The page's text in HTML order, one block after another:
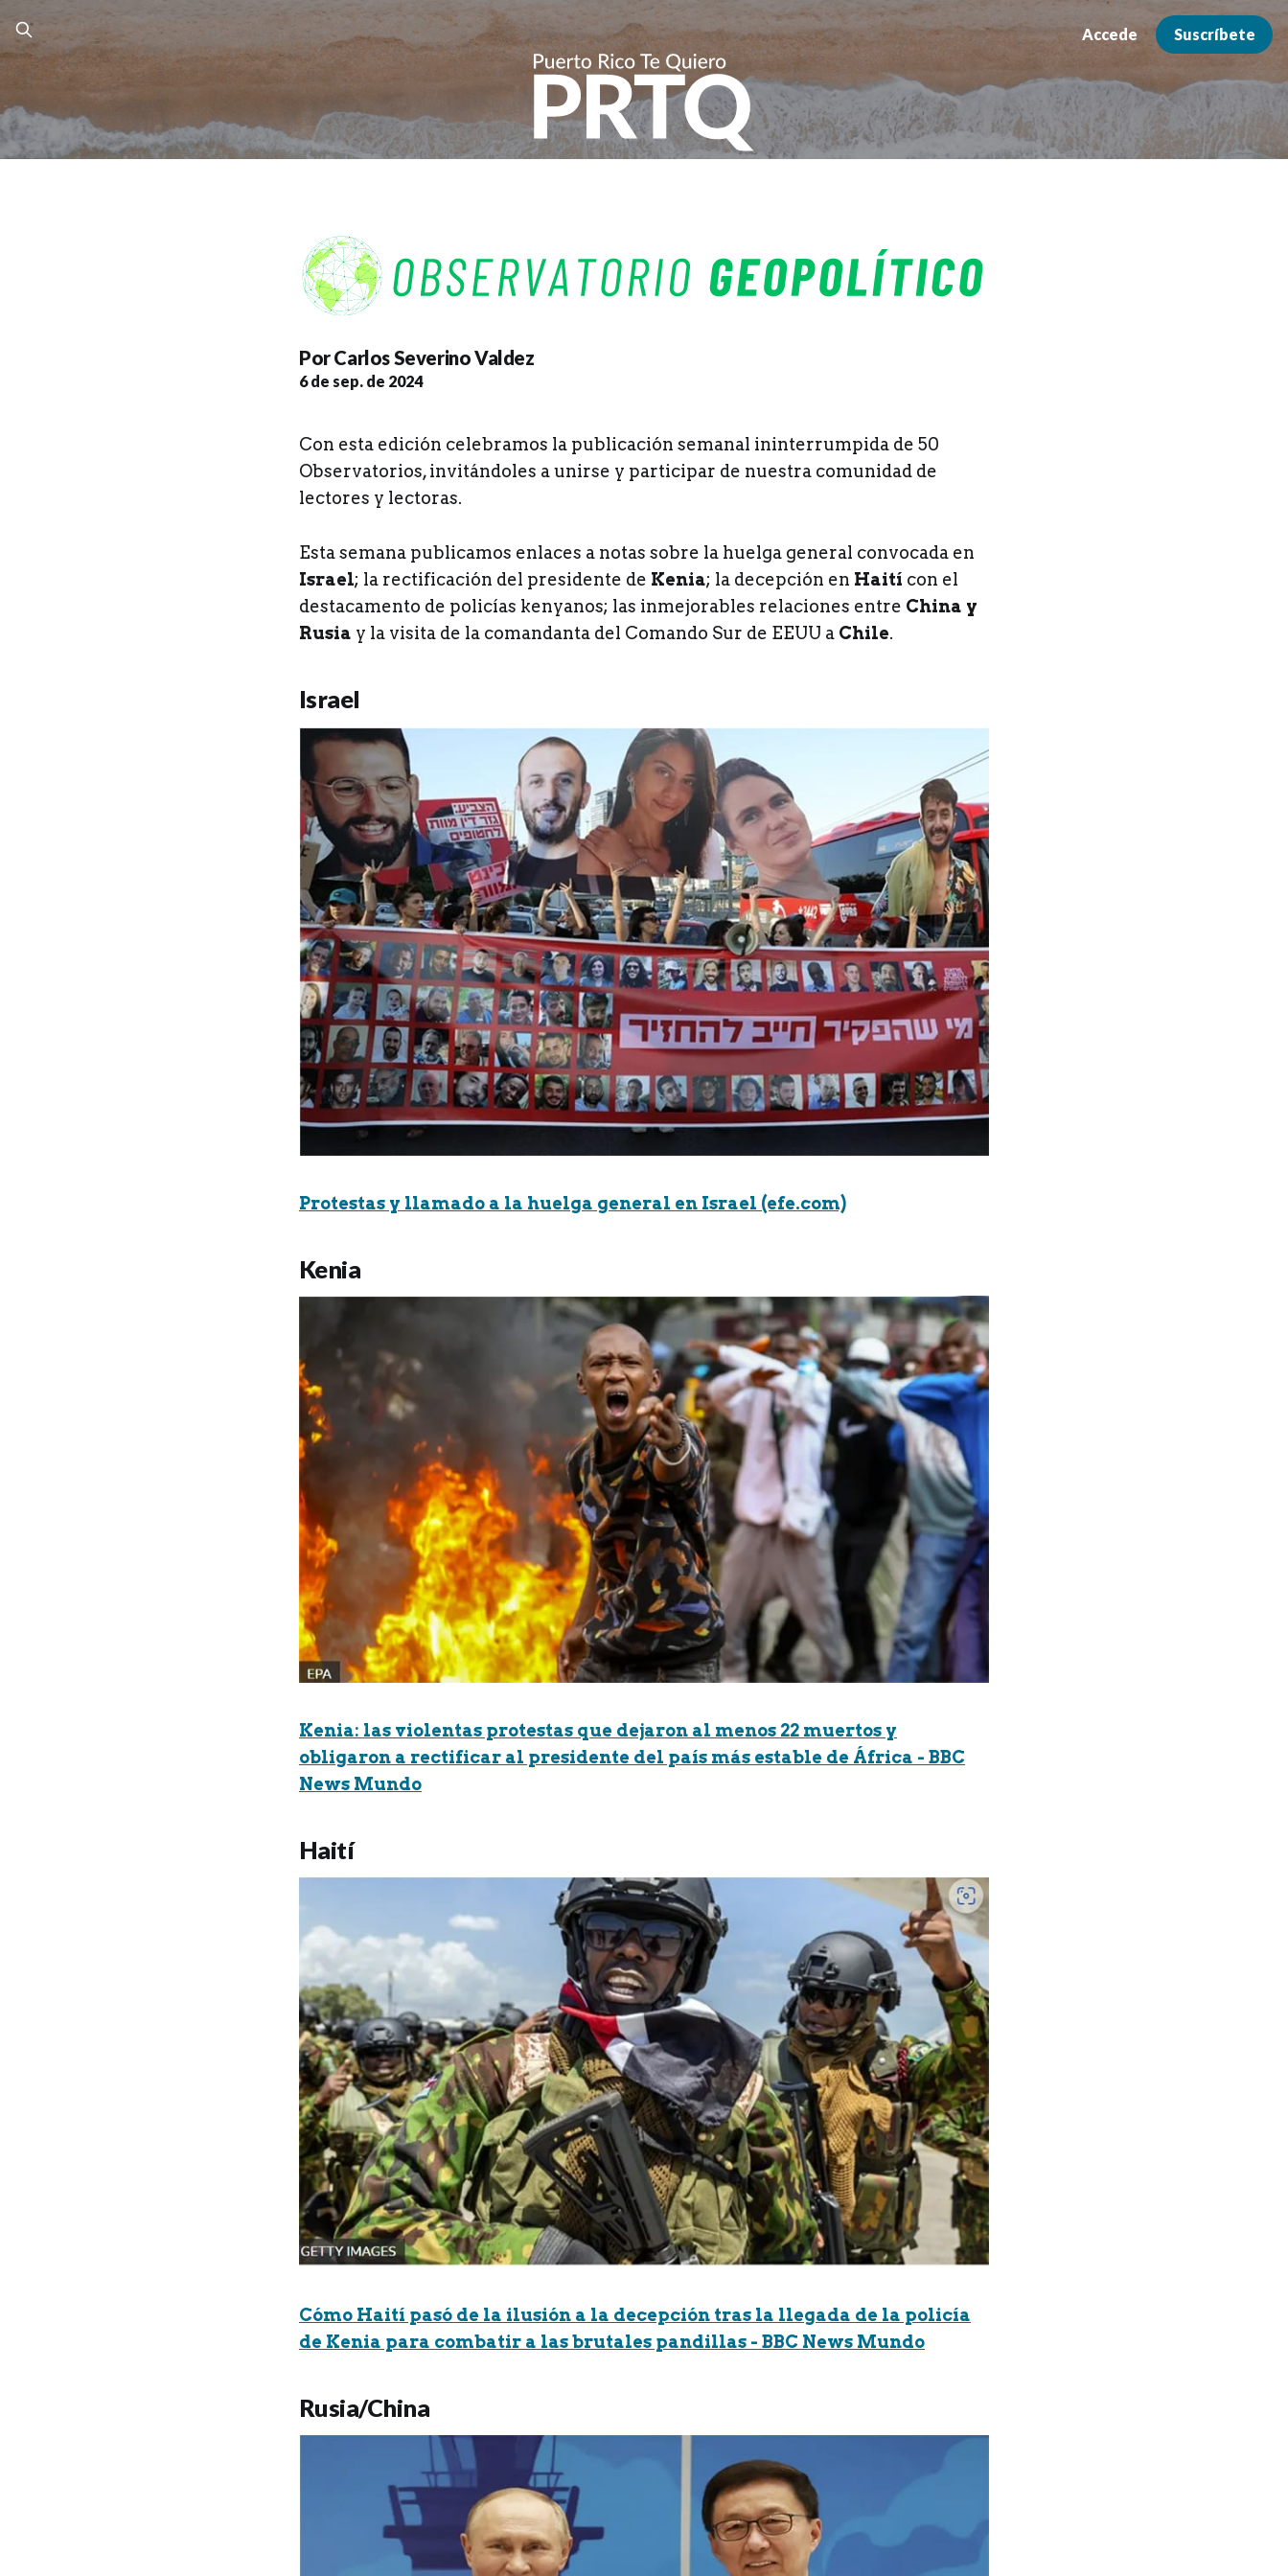
Accede Suscríbete
PorCarlos Severino Valdez
6 de sep. de 2024
Con esta edición celebramos la publicación semanal ininterrumpida de 50
Observatorios, invitándoles a unirse y participar de nuestra comunidad de
lectores y lectoras.
Esta semana publicamos enlaces a notas sobre la huelga general convocada en
Israel; la rectificación del presidente de Kenia; la decepción en Haití con el
destacamento de policías kenyanos; las inmejorables relaciones entre China y
Rusia y la visita de la comandanta del Comando Sur de EEUU a Chile.
Israel
Protestas y llamado a la huelga general en Israel (efe.com)
Kenia
Kenia: las violentas protestas que dejaron al menos 22 muertos y
obligaron a rectificar al presidente del país más estable de África - BBC
News Mundo
Haití
Cómo Haití pasó de la ilusión a la decepción tras la llegada de la policía
de Kenia para combatir a las brutales pandillas - BBC News Mundo
Rusia/China